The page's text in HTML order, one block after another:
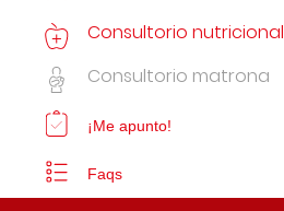
Consultorio nutricional
Consultorio matrona
¡Me apunto!
Faqs